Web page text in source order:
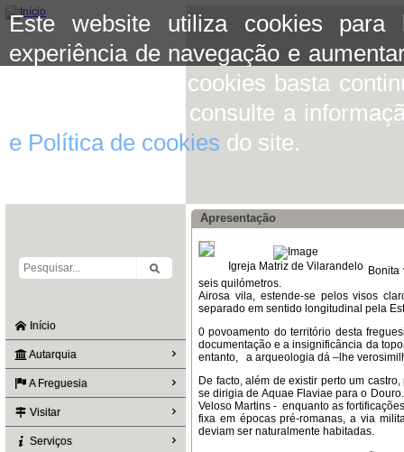
Este website utiliza cookies para
experiência de navegação e
aceitar o uso de cookies basta
mais informação consulte a
e Política de cookies do site.
Início
Autarquia
A Freguesia
Visitar
Serviços
Apresentação
Igreja Matriz de Vilarandelo
seis quilómetros.
Airosa vila, estende-se pelos visos
separado em sentido longitudinal pela
0 povoamento do território desta
documentação e a insignificância da
entanto, a arqueologia dá –lhe
De facto, além de existir perto um
se dirigia de Aquae Flaviae para o
Veloso Martins - enquanto as
fixa em épocas pré-romanas, a via
deviam ser naturalmente habitadas.